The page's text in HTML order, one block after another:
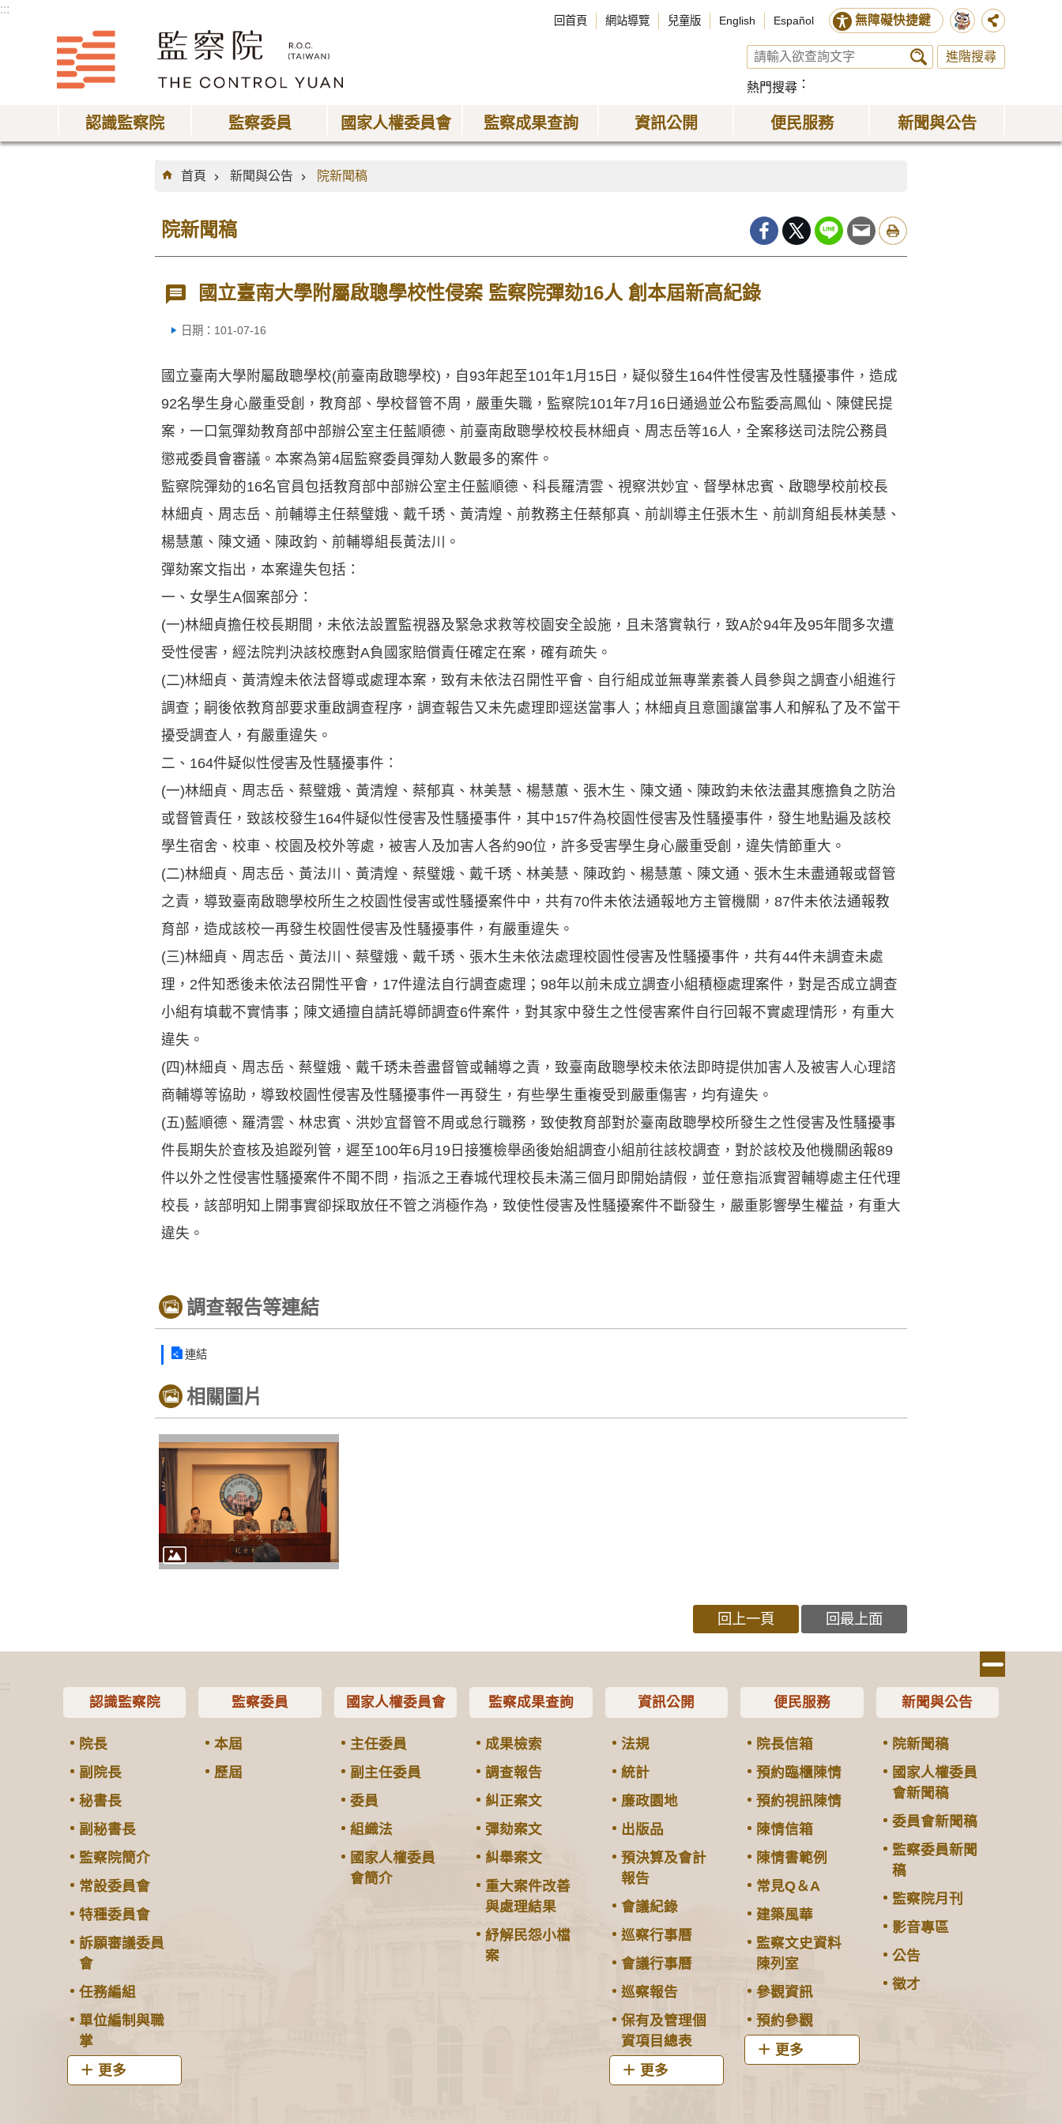
:::
回首頁 網站導覽 兒童版 English Español 無障礙快捷鍵
進階搜尋
熱門搜尋
認識監察院 監察委員 國家人權委員會 監察成果查詢 資訊公開 便民服務 新聞與公告
:::
首頁
新聞與公告 院新聞稿
院新聞稿
國立臺南大學附屬啟聰學校性侵案 監察院彈劾16人 創本屆新高紀錄
日期：101-07-16
國立臺南大學附屬啟聰學校(前臺南啟聰學校)，自93年起至101年1月15日，疑似發生164件性侵害及性騷擾事件，造成
92名學生身心嚴重受創，教育部、學校督管不周，嚴重失職，監察院101年7月16日通過並公布監委高鳳仙、陳健民提
案，一口氣彈劾教育部中部辦公室主任藍順德、前臺南啟聰學校校長林細貞、周志岳等16人，全案移送司法院公務員
懲戒委員會審議。本案為第4屆監察委員彈劾人數最多的案件。
監察院彈劾的16名官員包括教育部中部辦公室主任藍順德、科長羅清雲、視察洪妙宜、督學林忠賓、啟聰學校前校長
林細貞、周志岳、前輔導主任蔡璧娥、戴千琇、黃清煌、前教務主任蔡郁真、前訓導主任張木生、前訓育組長林美慧、
楊慧蕙、陳文通、陳政鈞、前輔導組長黃法川。
彈劾案文指出，本案違失包括：
一、女學生A個案部分：
(一)林細貞擔任校長期間，未依法設置監視器及緊急求救等校園安全設施，且未落實執行，致A於94年及95年間多次遭
受性侵害，經法院判決該校應對A負國家賠償責任確定在案，確有疏失。
(二)林細貞、黃清煌未依法督導或處理本案，致有未依法召開性平會、自行組成並無專業素養人員參與之調查小組進行
調查；嗣後依教育部要求重啟調查程序，調查報告又未先處理即逕送當事人；林細貞且意圖讓當事人和解私了及不當干
擾受調查人，有嚴重違失。
二、164件疑似性侵害及性騷擾事件：
(一)林細貞、周志岳、蔡璧娥、黃清煌、蔡郁真、林美慧、楊慧蕙、張木生、陳文通、陳政鈞未依法盡其應擔負之防治
或督管責任，致該校發生164件疑似性侵害及性騷擾事件，其中157件為校園性侵害及性騷擾事件，發生地點遍及該校
學生宿舍、校車、校園及校外等處，被害人及加害人各約90位，許多受害學生身心嚴重受創，違失情節重大。
(二)林細貞、周志岳、黃法川、黃清煌、蔡璧娥、戴千琇、林美慧、陳政鈞、楊慧蕙、陳文通、張木生未盡通報或督管
之責，導致臺南啟聰學校所生之校園性侵害或性騷擾案件中，共有70件未依法通報地方主管機關，87件未依法通報教
育部，造成該校一再發生校園性侵害及性騷擾事件，有嚴重違失。
(三)林細貞、周志岳、黃法川、蔡璧娥、戴千琇、張木生未依法處理校園性侵害及性騷擾事件，共有44件未調查未處
理，2件知悉後未依法召開性平會，17件違法自行調查處理；98年以前未成立調查小組積極處理案件，對是否成立調查
小組有填載不實情事；陳文通擅自請託導師調查6件案件，對其家中發生之性侵害案件自行回報不實處理情形，有重大
違失。
(四)林細貞、周志岳、蔡璧娥、戴千琇未善盡督管或輔導之責，致臺南啟聰學校未依法即時提供加害人及被害人心理諮
商輔導等協助，導致校園性侵害及性騷擾事件一再發生，有些學生重複受到嚴重傷害，均有違失。
(五)藍順德、羅清雲、林忠賓、洪妙宜督管不周或怠行職務，致使教育部對於臺南啟聰學校所發生之性侵害及性騷擾事
件長期失於查核及追蹤列管，遲至100年6月19日接獲檢舉函後始組調查小組前往該校調查，對於該校及他機關函報89
件以外之性侵害性騷擾案件不聞不問，指派之王春城代理校長未滿三個月即開始請假，並任意指派實習輔導處主任代理
校長，該部明知上開事實卻採取放任不管之消極作為，致使性侵害及性騷擾案件不斷發生，嚴重影響學生權益，有重大
違失。
調查報告等連結
連結
相關圖片
回上一頁 回最上面
:::
認識監察院
院長
副院長
秘書長
副秘書長
監察院簡介
常設委員會
特種委員會
訴願審議委員
會
任務編組
單位編制與職
掌
更多
監察委員
本屆
歷屆
國家人權委員會
主任委員
副主任委員
委員
組織法
國家人權委員
會簡介
監察成果查詢
成果檢索
調查報告
糾正案文
彈劾案文
糾舉案文
重大案件改善
與處理結果
紓解民怨小檔
案
資訊公開
法規
統計
廉政園地
出版品
預決算及會計
報告
會議紀錄
巡察行事曆
會議行事曆
巡察報告
保有及管理個
資項目總表
更多
便民服務
院長信箱
預約臨櫃陳情
預約視訊陳情
陳情信箱
陳情書範例
常見Q＆A
建築風華
監察文史資料
陳列室
參觀資訊
預約參觀
更多
新聞與公告
院新聞稿
國家人權委員
會新聞稿
委員會新聞稿
監察委員新聞
稿
監察院月刊
影音專區
公告
徵才